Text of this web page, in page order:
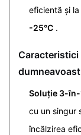
eficientă și
-25°C .
Soluție 3-
cu un singur
încălzirea